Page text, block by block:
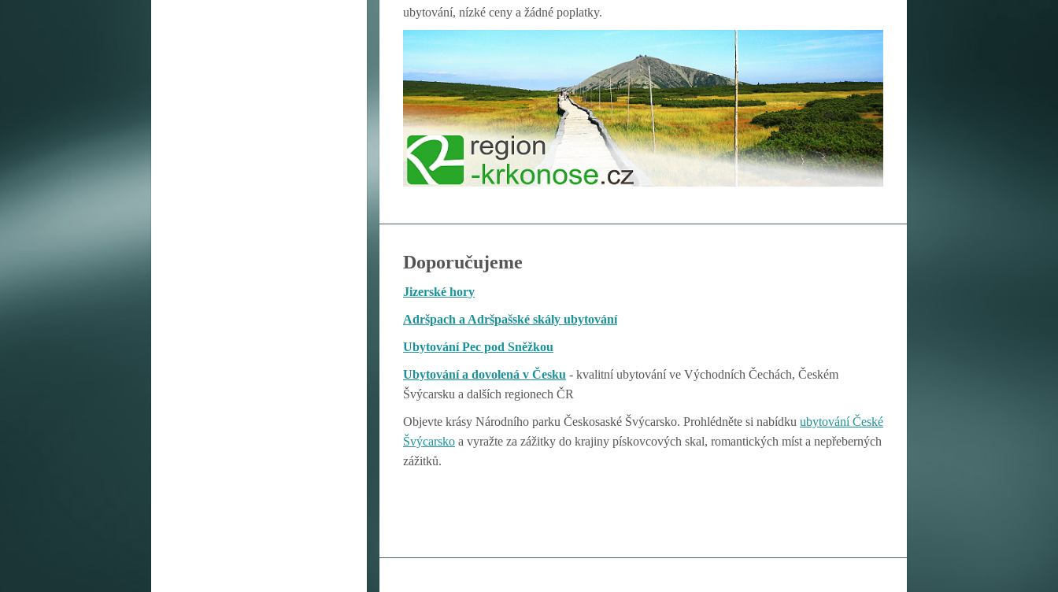
ubytování, nízké ceny a žádné poplatky.
Doporučujeme
Jizerské hory
Adršpach a Adršpašské skály ubytování
Ubytování Pec pod Sněžkou
Ubytování a dovolená v Česku - kvalitní ubytování ve Východních Čechách, Českém
Švýcarsku a dalších regionech ČR
Objevte krásy Národního parku Českosaské Švýcarsko. Prohlédněte si nabídku ubytování České
Švýcarsko a vyražte za zážitky do krajiny pískovcových skal, romantických míst a nepřeberných
zážitků.